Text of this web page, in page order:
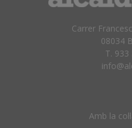
Carrer
08034
T. 933
Amb la